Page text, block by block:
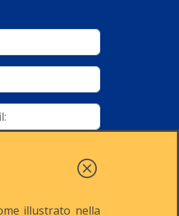
illustrato nella